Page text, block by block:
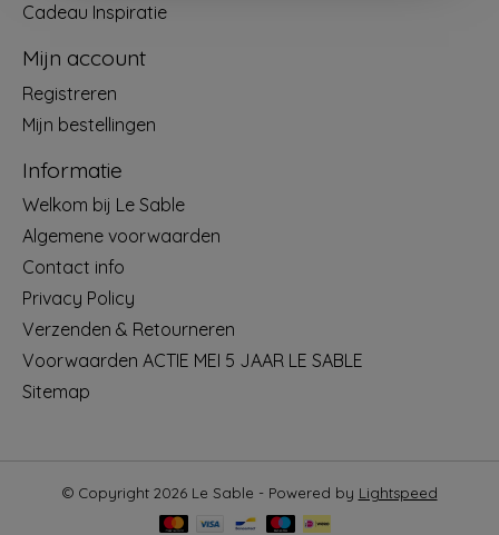
Cadeau Inspiratie
Mijn account
Registreren
Mijn bestellingen
Informatie
Welkom bij Le Sable
Algemene voorwaarden
Contact info
Privacy Policy
Verzenden & Retourneren
Voorwaarden ACTIE MEI 5 JAAR LE SABLE
Sitemap
© Copyright 2026 Le Sable - Powered by Lightspeed